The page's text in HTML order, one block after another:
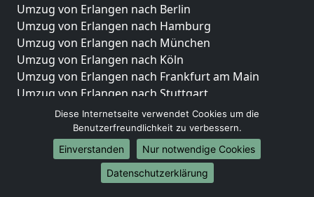
Umzug von Erlangen nach Berlin
Umzug von Erlangen nach Hamburg
Umzug von Erlangen nach München
Umzug von Erlangen nach Köln
Umzug von Erlangen nach Frankfurt am Main
Umzug von Erlangen nach Stuttgart
Umzug von Erlangen nach Düsseldorf
Umzug von Erlangen nach Leipzig
Umzug von Erlangen nach Dortmund
Umzug von Erlangen nach Essen
Umzug von Erlangen nach Bremen
Diese Internetseite verwendet Cookies um die
Benutzerfreundlichkeit zu verbessern.
Einverstanden
Nur notwendige Cookies
Datenschutzerklärung